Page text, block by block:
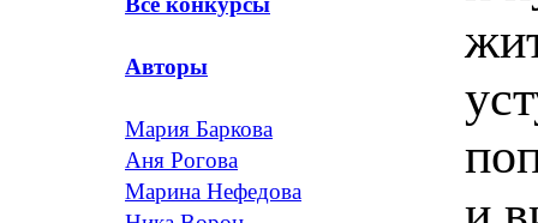
Авторы
Мария Баркова
Аня Рогова
Марина Нефедова